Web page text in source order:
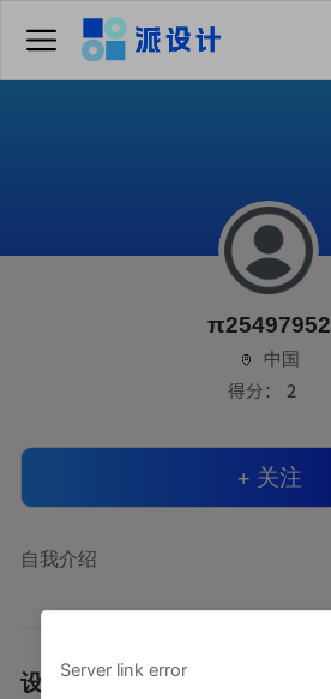
π25497952
中国
得分： 2
+ 关注
自我介绍
设计作品 ·
Server link error